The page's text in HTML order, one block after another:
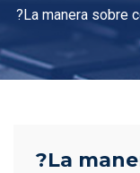
?La manera sobre
?La